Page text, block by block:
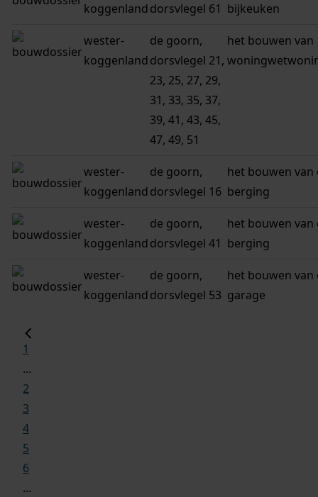
koggenlanddorsvlegel 61 bijkeuken
wester-
koggenland
de goorn,
dorsvlegel 21,
23, 25, 27, 29,
31, 33, 35, 37,
39, 41, 43, 45,
47, 49, 51
het bouwen van
wester-
koggenland
de goorn,
dorsvlegel 16
het bouwen van
berging
wester-
koggenland
de goorn,
dorsvlegel 41
het bouwen van
berging
wester-
koggenland
de goorn,
dorsvlegel 53
het bouwen van
garage
1
...
2
3
4
5
6
...